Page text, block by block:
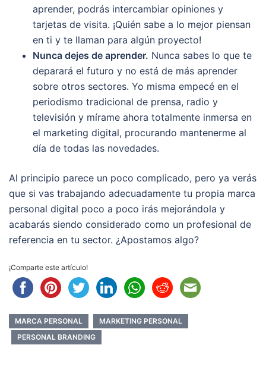
aprender, podrás intercambiar opiniones y
tarjetas de visita. ¡Quién sabe a lo mejor piensan
en ti y te llaman para algún proyecto!
Nunca dejes de aprender. Nunca sabes lo que te
deparará el futuro y no está de más aprender
sobre otros sectores. Yo misma empecé en el
periodismo tradicional de prensa, radio y
televisión y mírame ahora totalmente inmersa en
el marketing digital, procurando mantenerme al
día de todas las novedades.
Al principio parece un poco complicado, pero ya verás
que si vas trabajando adecuadamente tu propia marca
personal digital poco a poco irás mejorándola y
acabarás siendo considerado como un profesional de
referencia en tu sector. ¿Apostamos algo?
¡Comparte este artículo!
MARCA PERSONAL
MARKETING PERSONAL
PERSONAL BRANDING